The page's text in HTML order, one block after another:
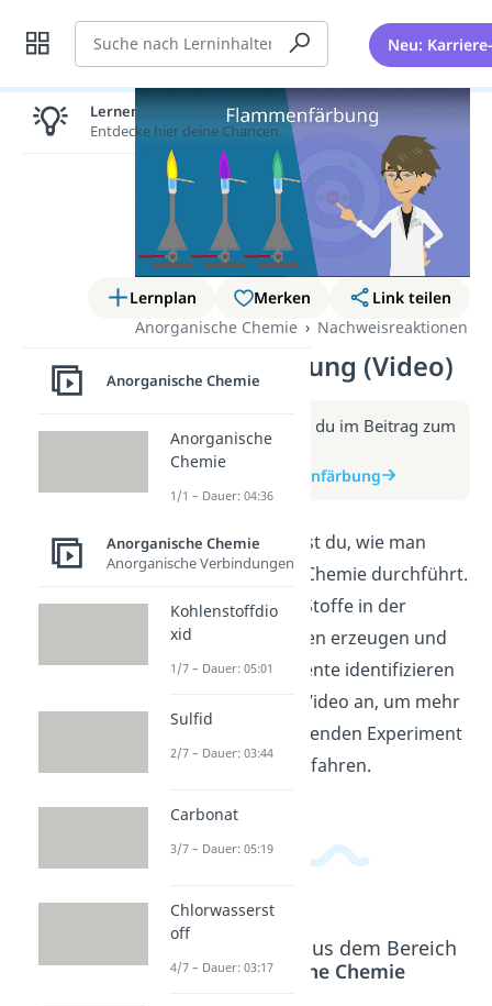
Suche Neu:
Lernplan Merken
Link teilen
Anorganische Chemie
Nachweisreaktionen
Flammenfärbung (Video)
Weitere Infos erhältst du im Beitrag zum
Video
zum Beitrag: Flammenfärbung
In diesem Video lernst du, wie man
Flammenfärbung in Chemie durchführt.
Du erfährst, welche Stoffe in der
Flamme welche Farben erzeugen und
wie man damit Elemente identifizieren
kann. Schau dir das Video an, um mehr
über diesen faszinierenden Experiment
aus der Chemie zu erfahren.
Beliebte Inhalte aus dem Bereich
Anorganische Chemie
Lernen lohnt sich!
Entdecke hier deine Chancen.
Anorganische Chemie
Anorganische
Chemie
1/1 – Dauer: 04:36
Anorganische Chemie
Anorganische Verbindungen
Kohlenstoffdio
xid
1/7 – Dauer: 05:01
Sulfid
2/7 – Dauer: 03:44
Carbonat
3/7 – Dauer: 05:19
Chlorwasserst
off
4/7 – Dauer: 03:17